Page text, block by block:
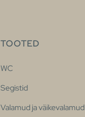
TOOTED
WC
Segistid
Valamud ja väikevalamud